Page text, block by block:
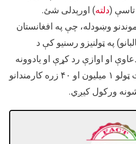
تاسې (دلته) اورېدلی شئ.
وښودله، چې په افغانستان
په ټولنیزو رسنیو کې د
او اوازې رد کړې او یادوونه
یې وکړه، چې د حکومت ټولو ۱ میلیون او ۴۰ زره کارمندانو
ورکول کیږي.